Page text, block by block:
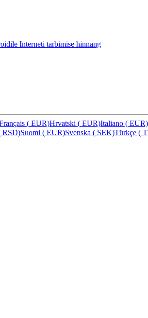
Interneti tarbimise hinnang
( EUR)Hrvatski ( EUR)Italiano ( EUR)
RSD)Suomi ( EUR)Svenska ( SEK)Türkçe (